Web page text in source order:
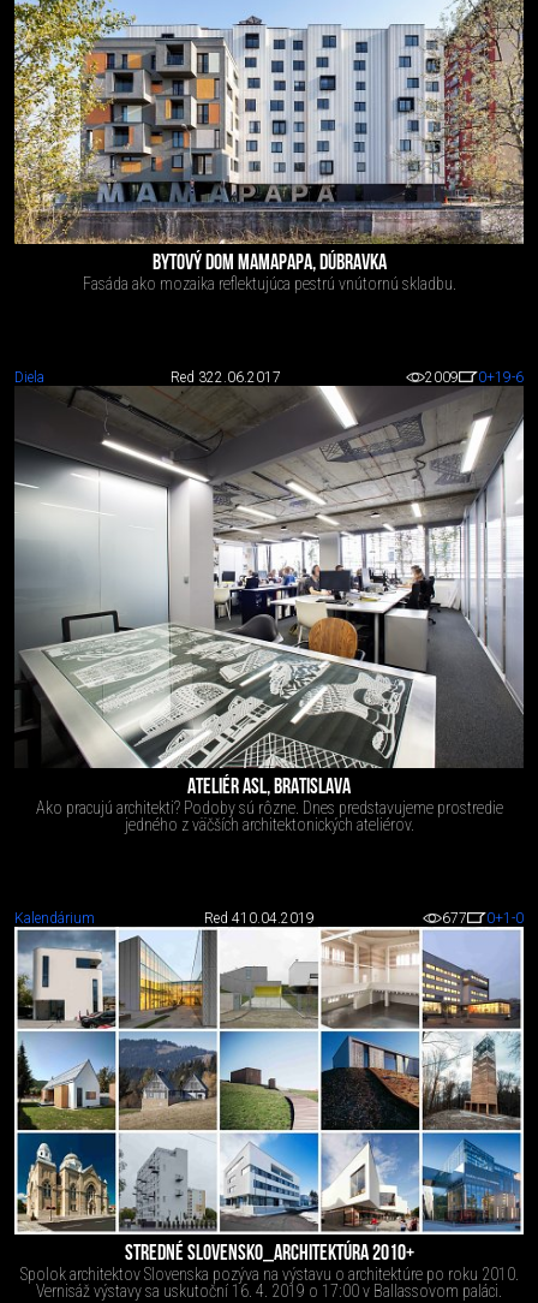
BYTOVÝ DOM MAMAPAPA, DÚBRAVKA
Fasáda ako mozaika reflektujúca pestrú vnútornú skladbu.
Diela Red 322.06.2017 2009 0+19-6
ATELIÉR ASL, BRATISLAVA
Ako pracujú architekti? Podoby sú rôzne. Dnes predstavujeme prostredie
jedného z väčších architektonických ateliérov.
Kalendárium Red 410.04.2019 677 0+1 -0
STREDNÉ SLOVENSKO_ARCHITEKTÚRA 2010+
Spolok architektov Slovenska pozýva na výstavu o architektúre po roku 2010.
Vernisáž výstavy sa uskutoční 16. 4. 2019 o 17:00 v Ballassovom paláci.